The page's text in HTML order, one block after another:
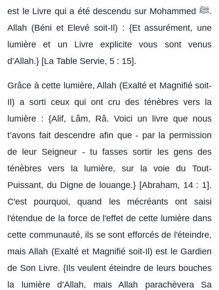
est le Livre qui a été descendu sur Mohammed ﷺ.
Allah (Béni et Elevé soit-Il) : {Et assurément, une
lumière et un Livre explicite vous sont venus
d’Allah.} [La Table Servie, 5 : 15].
Grâce à cette lumière, Allah (Exalté et Magnifié soit-
Il) a sorti ceux qui ont cru des ténèbres vers la
lumière : {Alif, Lâm, Râ. Voici un livre que nous
t’avons fait descendre afin que - par la permission
de leur Seigneur - tu fasses sortir les gens des
ténèbres vers la lumière, sur la voie du Tout-
Puissant, du Digne de louange.} [Abraham, 14 : 1].
C'est pourquoi, quand les mécréants ont saisi
l'étendue de la force de l'effet de cette lumière dans
cette communauté, ils se sont efforcés de l'éteindre,
mais Allah (Exalté et Magnifié soit-Il) est le Gardien
de Son Livre. {Ils veulent éteindre de leurs bouches
la lumière d’Allah, mais Allah parachèvera Sa